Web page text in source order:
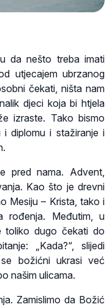
da nešto treba imati
utjecajem ubrzanog
čekati, ništa nam
djeci koja bi htjela
izraste. Tako bismo
diplomu i stažiranje i
pred nama. Advent,
Kao što je drevni
Mesiju – Krista, tako i
rođenja. Međutim, u
toliko dugo čekati do
„Kada?“, slijedi
božićni ukrasi već
našim ulicama.
Zamislimo da Božić